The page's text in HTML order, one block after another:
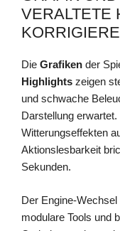
VERALTETE
Die Grafiken der
Highlights zeigen
und schwache
Darstellung
Witterungseffekten
Aktionslesbarkeit
Sekunden.
Der Engine-
modulare Tools und